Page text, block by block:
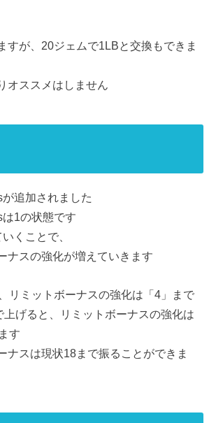
すが、20ジェムで1LBと交換もできま
オススメはしません
追加されました
1の状態です
くことで、
ナスの強化が増えていきます
リミットボーナスの強化は「4」まで
げると、リミットボーナスの強化は
す
ナスは現状18まで振ることができま